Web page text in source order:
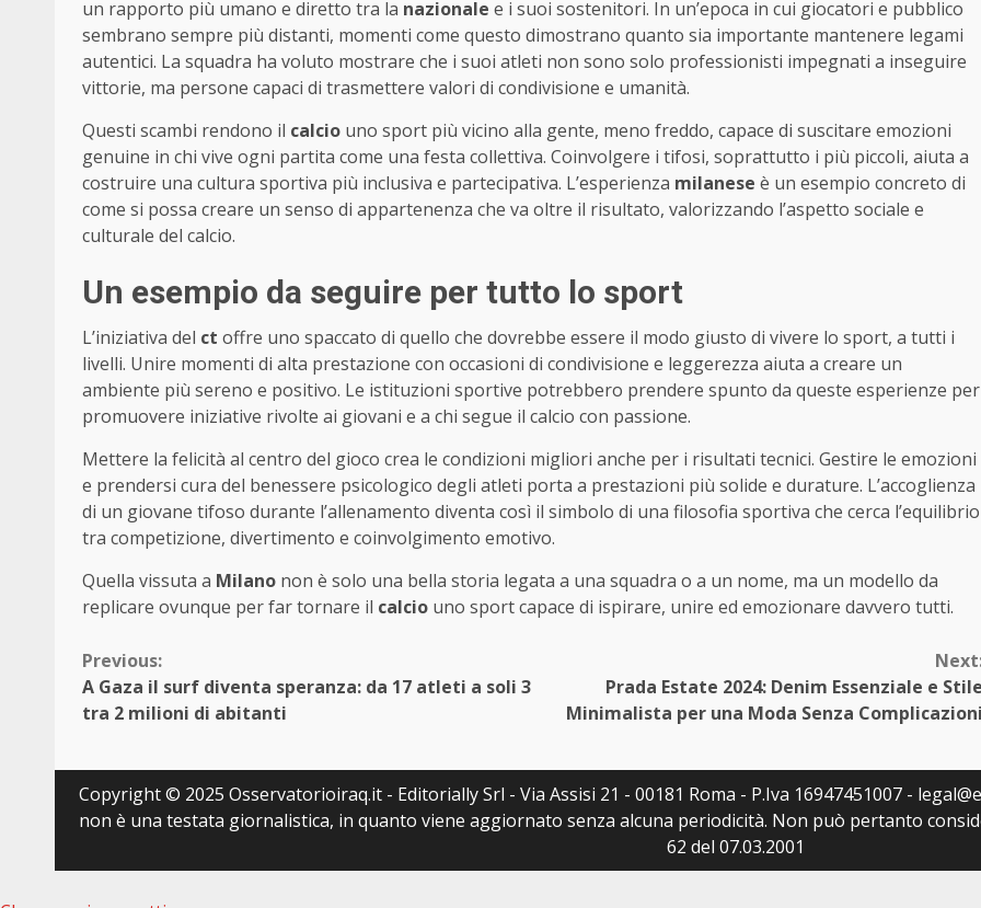
un rapporto più umano e diretto tra la nazionale e i suoi sostenitori. In un’epoca in cui giocatori e pubblico
sembrano sempre più distanti, momenti come questo dimostrano quanto sia importante mantenere legami
autentici. La squadra ha voluto mostrare che i suoi atleti non sono solo professionisti impegnati a inseguire
vittorie, ma persone capaci di trasmettere valori di condivisione e umanità.
Questi scambi rendono il calcio uno sport più vicino alla gente, meno freddo, capace di suscitare emozioni
genuine in chi vive ogni partita come una festa collettiva. Coinvolgere i tifosi, soprattutto i più piccoli, aiuta a
costruire una cultura sportiva più inclusiva e partecipativa. L’esperienza milanese è un esempio concreto di
come si possa creare un senso di appartenenza che va oltre il risultato, valorizzando l’aspetto sociale e
culturale del calcio.
Un esempio da seguire per tutto lo sport
L’iniziativa del ct offre uno spaccato di quello che dovrebbe essere il modo giusto di vivere lo sport, a tutti i
livelli. Unire momenti di alta prestazione con occasioni di condivisione e leggerezza aiuta a creare un
ambiente più sereno e positivo. Le istituzioni sportive potrebbero prendere spunto da queste esperienze per
promuovere iniziative rivolte ai giovani e a chi segue il calcio con passione.
Mettere la felicità al centro del gioco crea le condizioni migliori anche per i risultati tecnici. Gestire le emozioni
e prendersi cura del benessere psicologico degli atleti porta a prestazioni più solide e durature. L’accoglienza
di un giovane tifoso durante l’allenamento diventa così il simbolo di una filosofia sportiva che cerca l’equilibrio
tra competizione, divertimento e coinvolgimento emotivo.
Quella vissuta a Milano non è solo una bella storia legata a una squadra o a un nome, ma un modello da
replicare ovunque per far tornare il calcio uno sport capace di ispirare, unire ed emozionare davvero tutti.
Continue
Reading
Previous:
A Gaza il surf diventa speranza: da 17 atleti a soli 3
tra 2 milioni di abitanti
Prada Estate 2024: Denim Essenziale e
Minimalista per una Moda Senza
Copyright © 2025 Osservatorioiraq.it - Editorially Srl - Via Assisi 21 - 00181 Roma - P.Iva 16947451007 -
non è una testata giornalistica, in quanto viene aggiornato senza alcuna periodicità. Non può pertanto
62 del 07.03.2001